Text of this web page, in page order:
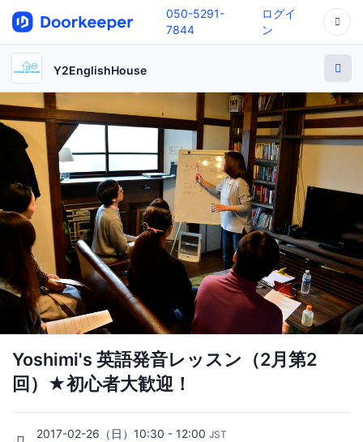
050-5291-
7844
ログイ
ン
Y2EnglishHouse
Yoshimi's 英語発音レッスン（2月第2
回）★初心者大歓迎！
2017-02-26（日）10:30 - 12:00 JST